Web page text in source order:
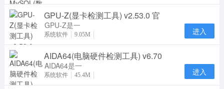
MySQL数据
库研发推
GPU-Z(显卡检测工具) v2.53.0 官
GPU-Z是一
款轻量级实用
您提供有关视
频卡和G
系统软件 9.05M 进入
AIDA64(电脑硬件检测工具) v6.70
AIDA64是一
款国际性的功
系统软件 45.4M 进入